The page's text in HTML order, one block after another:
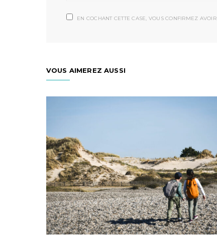
EN COCHANT CETTE CASE, VOUS CONFIRMEZ
VOUS AIMEREZ AUSSI